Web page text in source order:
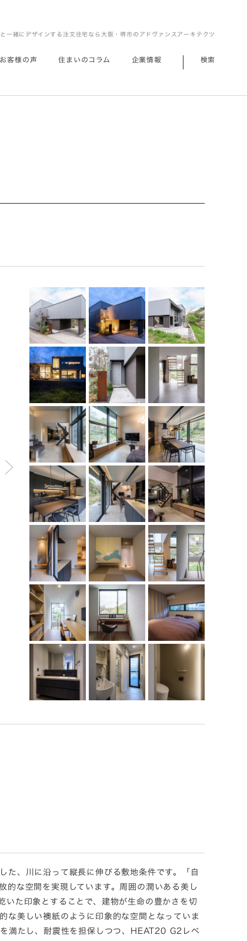
一緒にデザインする注文住宅なら大阪・堺市のアドヴァンスアーキテクツ
お客様の声 住まいのコラム 企業情報 検索
表情が変わる夜の外観
前庭に灯りが落ちる夜。昼間とは異なる、しっとりとした
しっかりと確保。細長い敷地を生かし、ピロティガレージに
た、川に沿って縦長に伸びる敷地条件です。「自
的な空間を実現しています。周囲の潤いある美し
いた印象とすることで、建物が生命の豊かさを切
な美しい襖紙のように印象的な空間となっていま
満たし、耐震性を担保しつつ、HEAT20 G2レベ